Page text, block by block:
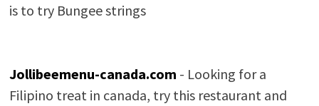
is to try Bungee strings
Jollibeemenu-canada.com - Looking for a
Filipino treat in canada, try this restaurant and